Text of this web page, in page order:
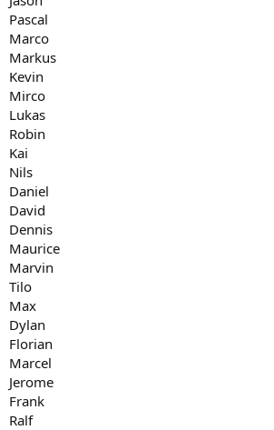
Pascal
Marco
Markus
Kevin
Mirco
Lukas
Robin
Kai
Nils
Daniel
David
Dennis
Maurice
Marvin
Tilo
Max
Dylan
Florian
Marcel
Jerome
Frank
Ralf